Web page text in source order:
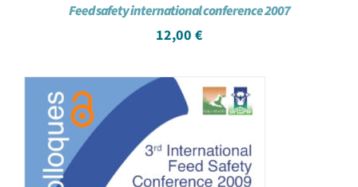
Feed safety international conference 2007
12,00 €